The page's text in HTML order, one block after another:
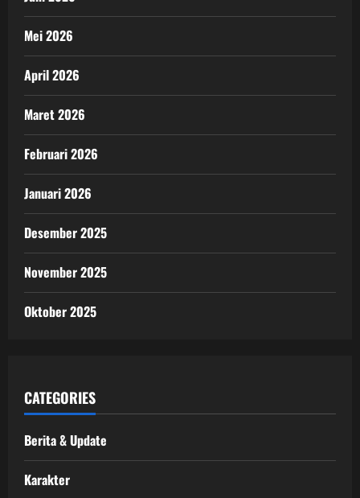
Mei 2026
April 2026
Maret 2026
Februari 2026
Januari 2026
Desember 2025
November 2025
Oktober 2025
CATEGORIES
Berita & Update
Karakter